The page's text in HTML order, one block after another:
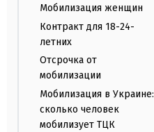
Мобилизация женщин
Контракт для 18-24-
летних
Отсрочка от
мобилизации
Мобилизация в Украине:
сколько человек
мобилизует ТЦК